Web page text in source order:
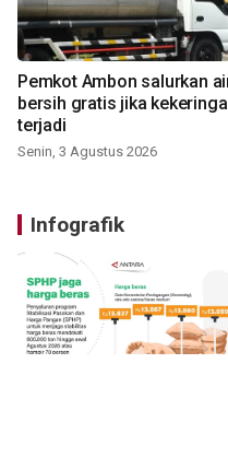
Pemkot Ambon salurkan
bersih gratis jika
terjadi
Senin, 3 Agustus 2026
Infografik